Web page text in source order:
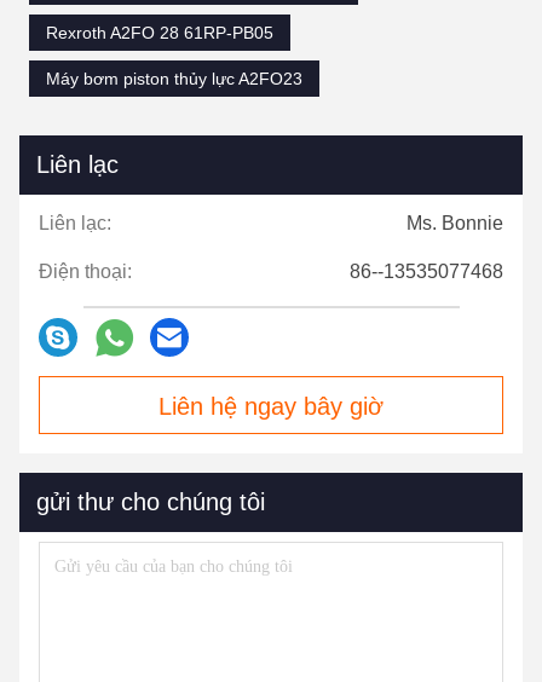
Rexroth A2FO 28 61RP-PB05
Máy bơm piston thủy lực A2FO23
Liên lạc
Liên lạc: Ms. Bonnie
Điện thoại: 86--13535077468
Liên hệ ngay bây giờ
gửi thư cho chúng tôi